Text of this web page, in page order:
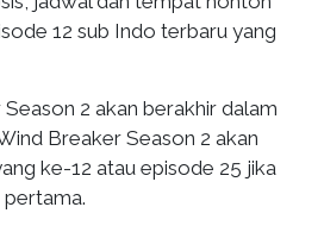
12 sub Indo terbaru yang
2 akan berakhir dalam
Breaker Season 2 akan
ke-12 atau episode 25 jika
pertama.